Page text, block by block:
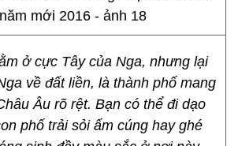
ở cực Tây của Nga, nhưng lại
về đất liền, là thành phố mang
Âu rõ rệt. Bạn có thể đi dạo
phố trải sỏi ấm cúng hay ghé